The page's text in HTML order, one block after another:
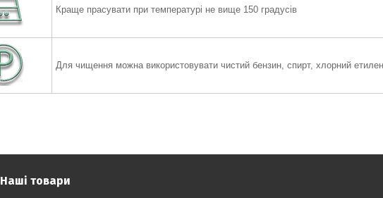
Краще прасувати при температурі не вище 150 градусів
Для чищення можна використовувати чистий бензин, спирт, хлорний
Наші товари